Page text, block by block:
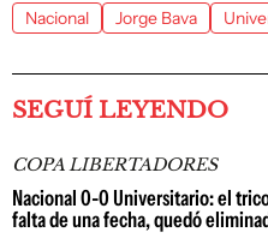
Nacional Jorge Bava
SEGUÍ LEYENDO
COPA LIBERTADORES
Nacional 0-0 Universitario: el
falta de una fecha, quedó